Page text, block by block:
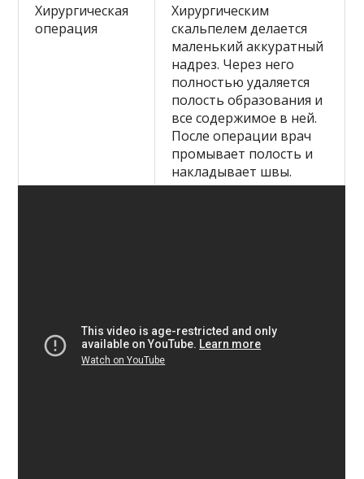
Хирургическая
операция
Хирургическим
скальпелем делается
маленький аккуратный
надрез. Через него
полностью удаляется
полость образования и
все содержимое в ней.
После операции врач
промывает полость и
накладывает швы.